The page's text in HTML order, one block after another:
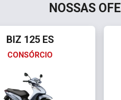
NOSSAS
BIZ 125 ES
CONSÓRCIO